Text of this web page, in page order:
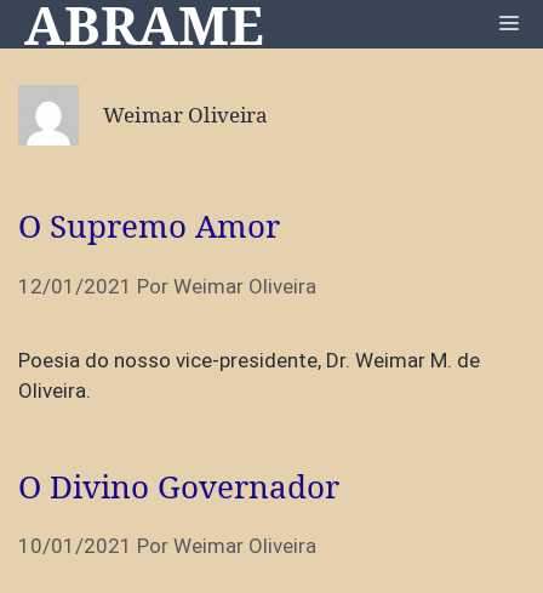
Pular
para
conteúdo
ABRAME
Weimar Oliveira
O Supremo Amor
12/01/2021 Por Weimar Oliveira
Poesia do nosso vice-presidente, Dr. Weimar M. de
Oliveira.
O Divino Governador
10/01/2021 Por Weimar Oliveira